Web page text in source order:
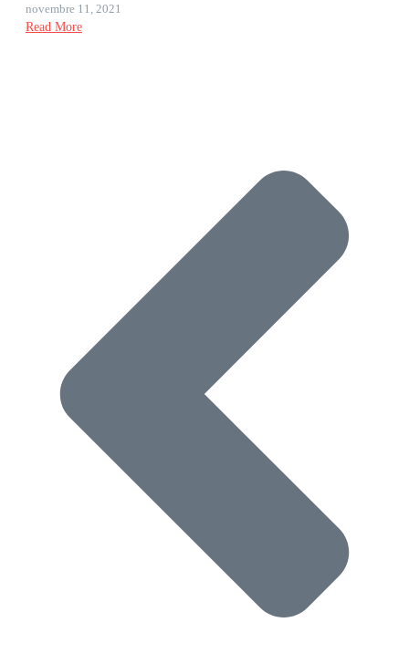
novembre 11, 2021
Read More